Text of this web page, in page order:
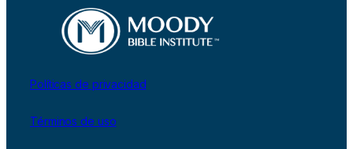
Políticas de privacidad
Términos de uso